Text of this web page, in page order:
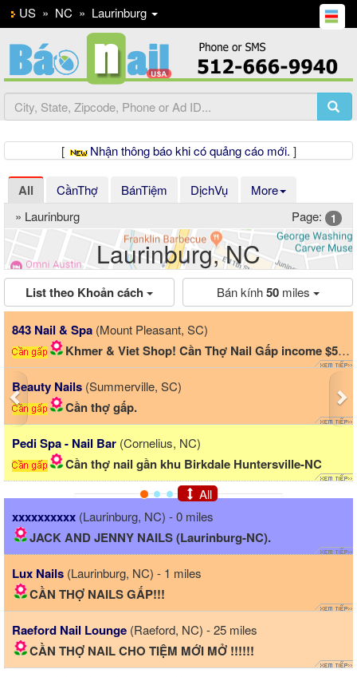
US » NC » Laurinburg
[ Nhận thông báo khi có quảng cáo mới. ]
All CầnThợ BánTiệm DịchVụ
More
» Laurinburg
Page: 1
Laurinburg, NC
List theo Khoản cách Bán kính50miles
All
843 Nail & Spa (Mount Pleasant, SC)
Khmer & Viet Shop! Cần Thợ Nail Gấp income $5000-$7000/Tháng!!!
Beauty Nails (Summerville, SC)
Cần thợ gấp.
Pedi Spa - Nail Bar (Cornelius, NC)
Cần thợ nail gần khu Birkdale Huntersville-NC
Previous
xxxxxxxxxx (Laurinburg, NC) - 0 miles
JACK AND JENNY NAILS (Laurinburg-NC).
Lux Nails (Laurinburg, NC) - 1 miles
CẦN THỢ NAILS GẤP!!!
Raeford Nail Lounge (Raeford, NC) - 25 miles
CẦN THỢ NAIL CHO TIỆM MỚI MỞ !!!!!!